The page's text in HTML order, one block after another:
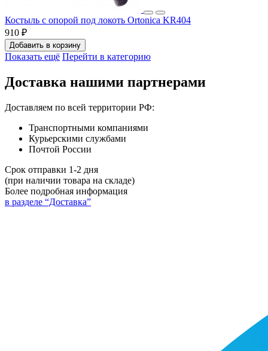
Костыль с опорой под локоть Ortonica KR404
910 ₽
Добавить в корзину
Показать ещё Перейти в категорию
Доставка нашими партнерами
Доставляем по всей территории РФ:
Транспортными компаниями
Курьерскими службами
Почтой России
Срок отправки 1-2 дня
(при наличии товара на складе)
Более подробная информация
в разделе “Доставка”